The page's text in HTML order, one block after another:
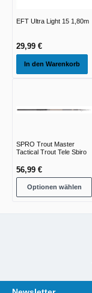
EFT Ultra Light 15 1,80m
29,99 €
In den Warenkorb
SPRO Trout Master
Tactical Trout Tele Sbiro
56,99 €
Optionen wählen